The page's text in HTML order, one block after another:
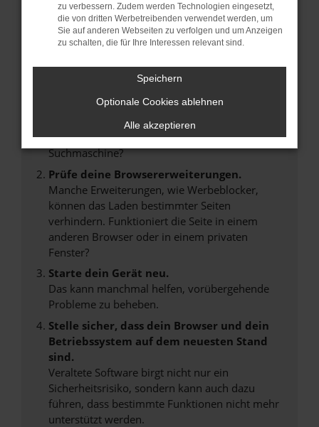
FEHLER: NETWORK ERROR
Beim Laden ist ein Fehler aufgetreten.
Hier sind ein paar Tipps, die dir helfen können:
Überprüfe deine Firewall und deine
Internetverbindung.
Laden andere Webseiten, zum Beispiel deine
Suchmaschine?
Prüfe deine Browsererweiterungen.
Manche Erweiterungen, wie Werbeblocker,
können das Laden bestimmter Seiten
verhindern. Funktioniert die Seite in einem
anderen Browser oder in einem privaten
Fenster?
Starte dein Gerät neu.
Das kann manchmal helfen, vorübergehende
Probleme zu beheben.
Stelle sicher, dass dein Browser und dein
Betriebssystem auf dem neuesten Stand
sind.
Veraltete Software birgt nicht nur ein
Sicherheitsrisiko, sondern kann auch dazu
führen, dass bestimmte Funktionen nicht mehr
unterstützt werden.
zu verbessern. Zudem werden Technologien eingesetzt,
die von dritten Werbetreibenden verwendet werden, um
Sie auf anderen Webseiten zu verfolgen und um Anzeigen
zu schalten, die für Ihre Interessen relevant sind.
Speichern
Optionale Cookies ablehnen
Alle akzeptieren